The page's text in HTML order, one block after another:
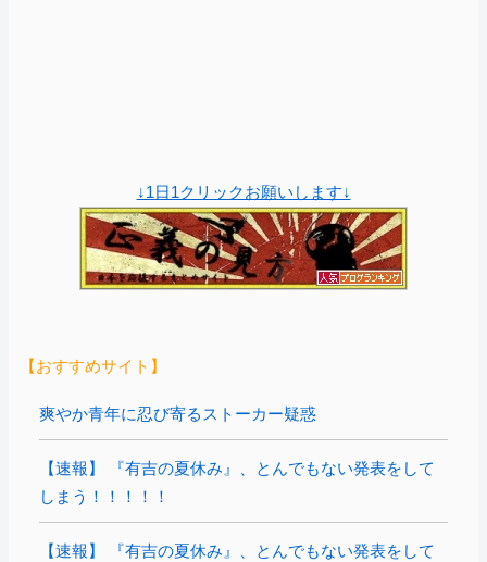
↓1日1クリックお願いします↓
【おすすめサイト】
爽やか青年に忍び寄るストーカー疑惑
【速報】 『有吉の夏休み』、とんでもない発表をして
しまう！！！！！
【速報】 『有吉の夏休み』、とんでもない発表をして